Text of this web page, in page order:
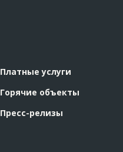
Платные услуги
Горячие объекты
Пресс-релизы